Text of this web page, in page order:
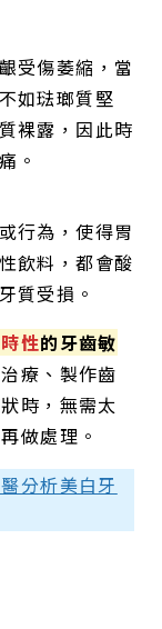
受傷萎縮，當
如琺瑯質堅
裸露，因此時
。
行為，使得胃
飲料，都會酸
質受損。
性的牙齒敏
療、製作齒
時，無需太
做處理。
分析美白牙